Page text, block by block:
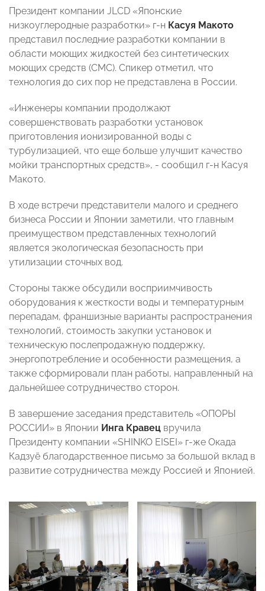
Президент компании JLCD «Японские
низкоуглеродные разработки» г-н Касуя Макото
представил последние разработки компании в
области моющих жидкостей без синтетических
моющих средств (СМС). Спикер отметил, что
технология до сих пор не представлена в России.
«Инженеры компании продолжают
совершенствовать разработки установок
приготовления ионизированной воды с
турбулизацией, что еще больше улучшит качество
мойки транспортных средств», - сообщил г-н Касуя
Макото.
В ходе встречи представители малого и среднего
бизнеса России и Японии заметили, что главным
преимуществом представленных технологий
является экологическая безопасность при
утилизации сточных вод.
Стороны также обсудили восприимчивость
оборудования к жесткости воды и температурным
перепадам, франшизные варианты распространения
технологий, стоимость закупки установок и
техническую послепродажную поддержку,
энергопотребление и особенности размещения, а
также сформировали план работы, направленный на
дальнейшее сотрудничество сторон.
В завершение заседания представитель «ОПОРЫ
РОССИИ» в Японии Инга Кравец вручила
Президенту компании «SHINKO EISEI» г-же Окада
Кадзуё благодарственное письмо за большой вклад в
развитие сотрудничества между Россией и Японией.